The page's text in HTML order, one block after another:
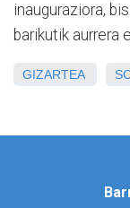
inauguraziora,
barikutik aurrera
GIZARTEA